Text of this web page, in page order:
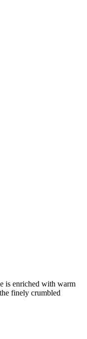
is enriched with warm
finely crumbled